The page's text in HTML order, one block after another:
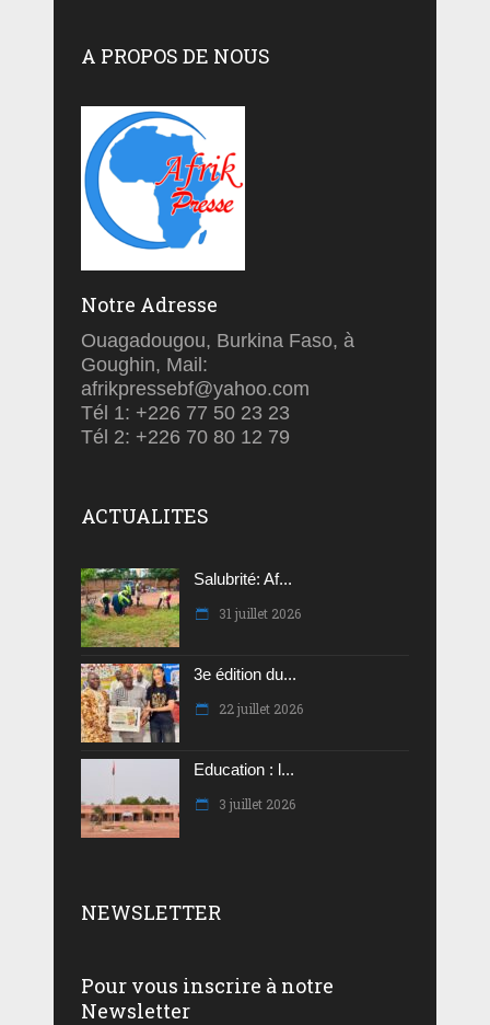
A PROPOS DE NOUS
Notre Adresse
Ouagadougou, Burkina Faso, à
Goughin, Mail:
afrikpressebf@yahoo.com
Tél 1: +226 77 50 23 23
Tél 2: +226 70 80 12 79
ACTUALITES
Salubrité: Af...
31 juillet 2026
3e édition du...
22 juillet 2026
Education : l...
3 juillet 2026
NEWSLETTER
Pour vous inscrire à notre
Newsletter